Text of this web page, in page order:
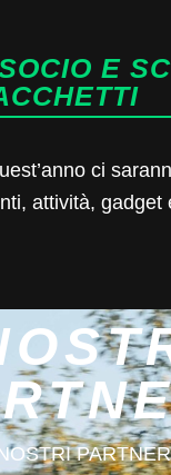
E
ci
attività, gadget